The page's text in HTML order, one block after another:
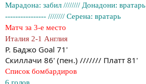
Марадона: забил //////// Донадони: вратарь
---------------- //////// Серена: вратарь
Матч за 3-е место
Италия 2-1 Англия
Р. Баджо Goal 71'
Скиллачи 86' (пен.) /////// Платт 81'
Список бомбардиров